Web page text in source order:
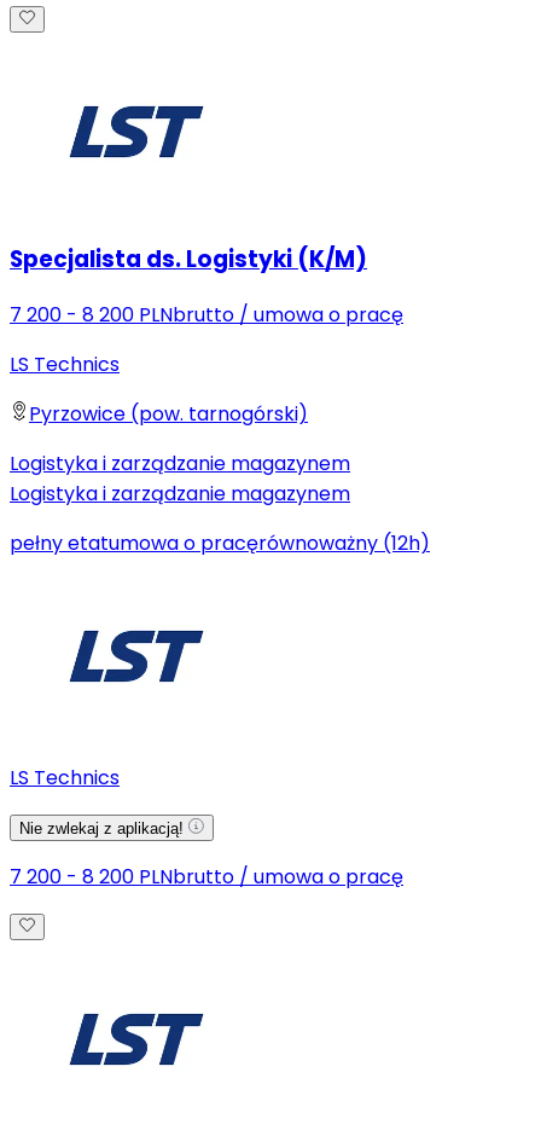
Specjalista ds. Logistyki (K/M)
7 200 - 8 200 PLNbrutto / umowa o pracę
LS Technics
Pyrzowice (pow. tarnogórski)
Logistyka i zarządzanie magazynem
Logistyka i zarządzanie magazynem
pełny etatumowa o pracęrównoważny (12h)
LS Technics
Nie zwlekaj z aplikacją!
7 200 - 8 200 PLNbrutto / umowa o pracę